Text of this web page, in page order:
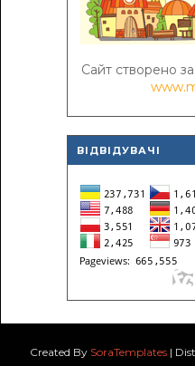
Сайт створено
ВІДВІДУВАЧІ
Created By SoraTemplates|